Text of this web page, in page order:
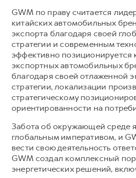
GWM по праву считается
китайских автомобильных
экспорта благодаря своей
стратегии и современным
эффективно позиционируется
экспортных автомобильных
благодаря своей отлаженной
стратегии, локализации
стратегическому
ориентированности на
Забота об окружающей среде
глобальным императивом, и
вести свою деятельность
GWM создал комплексный
энергетических решений,